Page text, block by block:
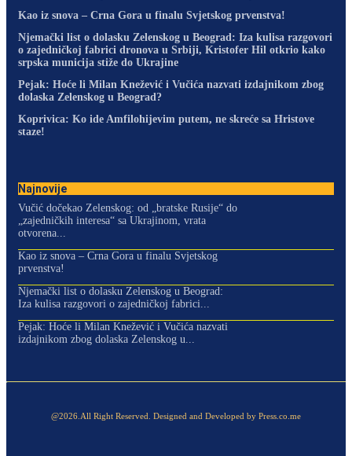
Kao iz snova – Crna Gora u finalu Svjetskog prvenstva!
Njemački list o dolasku Zelenskog u Beograd: Iza kulisa razgovori
o zajedničkoj fabrici dronova u Srbiji, Kristofer Hil otkrio kako
srpska municija stiže do Ukrajine
Pejak: Hoće li Milan Knežević i Vučića nazvati izdajnikom zbog
dolaska Zelenskog u Beograd?
Koprivica: Ko ide Amfilohijevim putem, ne skreće sa Hristove
staze!
Najnovije
Vučić dočekao Zelenskog: od „bratske Rusije“ do
„zajedničkih interesa“ sa Ukrajinom, vrata
otvorena...
Kao iz snova – Crna Gora u finalu Svjetskog
prvenstva!
Njemački list o dolasku Zelenskog u Beograd:
Iza kulisa razgovori o zajedničkoj fabrici...
Pejak: Hoće li Milan Knežević i Vučića nazvati
izdajnikom zbog dolaska Zelenskog u...
@2026.All Right Reserved. Designed and Developed by Press.co.me